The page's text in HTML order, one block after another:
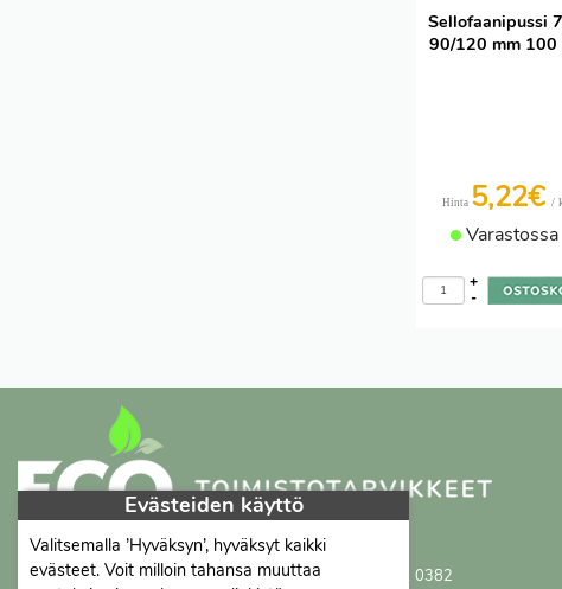
Sellofaanipussi
90/120 mm 100
Hinta 5,22€ /
Varastossa
-
+
Proficient Co OyFI07452333
Ma-To 8-16, Pe 8-15 | myynti@proficient.fi | Puh: 050 341 0382
Evästeiden käyttö
Valitsemalla ’Hyväksyn’, hyväksyt kaikki
evästeet. Voit milloin tahansa muuttaa